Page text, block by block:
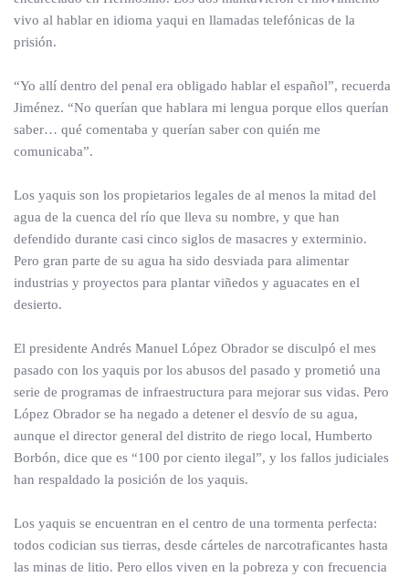
vivo al hablar en idioma yaqui en llamadas telefónicas de la
prisión.
“Yo allí dentro del penal era obligado hablar el español”, recuerda
Jiménez. “No querían que hablara mi lengua porque ellos querían
saber… qué comentaba y querían saber con quién me
comunicaba”.
Los yaquis son los propietarios legales de al menos la mitad del
agua de la cuenca del río que lleva su nombre, y que han
defendido durante casi cinco siglos de masacres y exterminio.
Pero gran parte de su agua ha sido desviada para alimentar
industrias y proyectos para plantar viñedos y aguacates en el
desierto.
El presidente Andrés Manuel López Obrador se disculpó el mes
pasado con los yaquis por los abusos del pasado y prometió una
serie de programas de infraestructura para mejorar sus vidas. Pero
López Obrador se ha negado a detener el desvío de su agua,
aunque el director general del distrito de riego local, Humberto
Borbón, dice que es “100 por ciento ilegal”, y los fallos judiciales
han respaldado la posición de los yaquis.
Los yaquis se encuentran en el centro de una tormenta perfecta:
todos codician sus tierras, desde cárteles de narcotraficantes hasta
las minas de litio. Pero ellos viven en la pobreza y con frecuencia